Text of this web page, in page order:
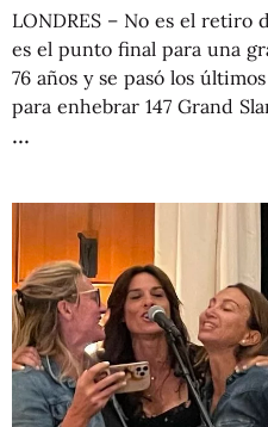
LONDRES – No es el
es el punto final para una
76 años y se pasó los
para enhebrar 147 Grand